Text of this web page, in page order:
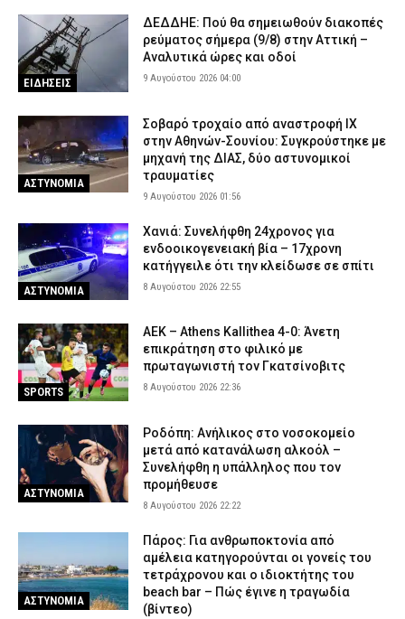
συντρόφου του για ενδοοικογενειακή βία
ΑΣΤΥΝΟΜΙΑ 8 Αυγούστου 2026 15:48
Κέρκυρα: Απαγορεύτηκε ο απόπλους πλοίου με 26 επιβάτες
λόγω μηχανικής βλάβης
Λυκαβηττός: Σε 57χρονη που αγνοούνταν ανήκει η σορός – Από
πτώση ο θάνατός της
ΑΣΤΥΝΟΜΙΑ 8 Αυγούστου 2026 15:17
ΕΙΔΗΣΕΙΣ
ΔΕΔΔΗΕ: Πού θα σημειωθούν διακοπές
ρεύματος σήμερα (9/8) στην Αττική –
Αναλυτικά ώρες και οδοί
9 Αυγούστου 2026 04:00
ΑΣΤΥΝΟΜΙΑ
Σοβαρό τροχαίο από αναστροφή ΙΧ
στην Αθηνών-Σουνίου: Συγκρούστηκε με
μηχανή της ΔΙΑΣ, δύο αστυνομικοί
τραυματίες
9 Αυγούστου 2026 01:56
ΑΣΤΥΝΟΜΙΑ
Χανιά: Συνελήφθη 24χρονος για
ενδοοικογενειακή βία – 17χρονη
κατήγγειλε ότι την κλείδωσε σε σπίτι
8 Αυγούστου 2026 22:55
SPORTS
ΑΕΚ – Athens Kallithea 4-0: Άνετη
επικράτηση στο φιλικό με
πρωταγωνιστή τον Γκατσίνοβιτς
8 Αυγούστου 2026 22:36
ΑΣΤΥΝΟΜΙΑ
Ροδόπη: Ανήλικος στο νοσοκομείο
μετά από κατανάλωση αλκοόλ –
Συνελήφθη η υπάλληλος που τον
προμήθευσε
8 Αυγούστου 2026 22:22
ΑΣΤΥΝΟΜΙΑ
Πάρος: Για ανθρωποκτονία από
αμέλεια κατηγορούνται οι γονείς του
τετράχρονου και ο ιδιοκτήτης του
beach bar – Πώς έγινε η τραγωδία
(βίντεο)